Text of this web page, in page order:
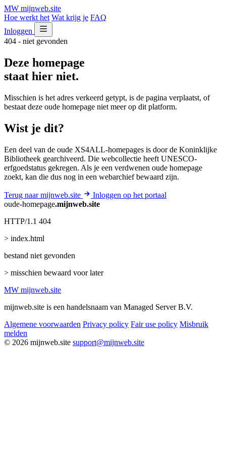
MW mijnweb.site
Hoe werkt het Wat krijg je FAQ
Inloggen
404 - niet gevonden
Deze homepage
staat hier niet.
Misschien is het adres verkeerd getypt, is de pagina verplaatst, of
bestaat deze oude homepage niet meer op dit platform.
Wist je dit?
Een deel van de oude XS4ALL-homepages is door de Koninklijke
Bibliotheek gearchiveerd. Die webcollectie heeft UNESCO-
erfgoedstatus gekregen. Als je een verdwenen oude homepage
zoekt, kan die dus nog in een webarchief bewaard zijn.
Terug naar mijnweb.site
Inloggen op het portaal
oude-homepage.mijnweb.site
HTTP/1.1 404
> index.html
bestand niet gevonden
> misschien bewaard voor later
MW mijnweb.site
mijnweb.site is een handelsnaam van Managed Server B.V.
Algemene voorwaarden Privacy policy Fair use policy Misbruik
melden
© 2026 mijnweb.site support@mijnweb.site